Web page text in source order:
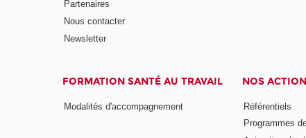
Partenaires
Nous contacter
Newsletter
FORMATION SANTÉ AU TRAVAIL
Modalités d'accompagnement
NOS
Référentiels
Programmes